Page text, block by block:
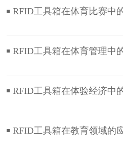
RFID工具箱在体育比赛中
RFID工具箱在体育管理中
RFID工具箱在体验经济中
RFID工具箱在教育领域的